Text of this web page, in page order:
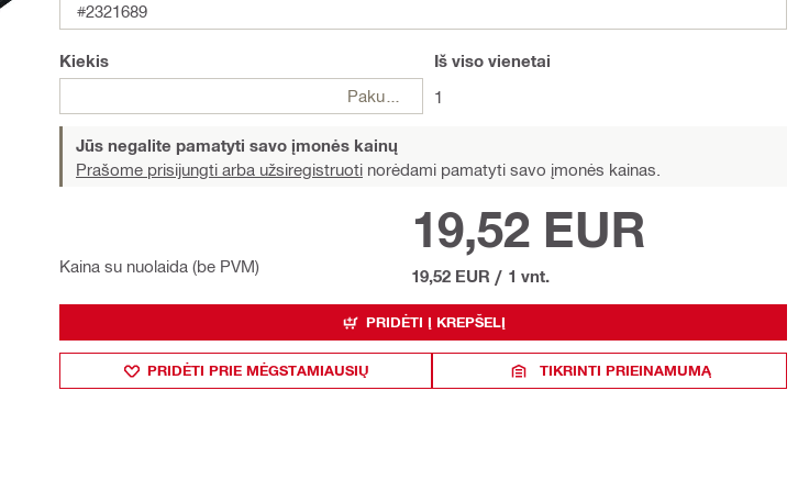
#2321689
Kiekis
Pakuotės
Iš viso vienetai
1
Jūs negalite pamatyti savo įmonės kainų
Prašome prisijungti arba užsiregistruoti norėdami pamatyti savo įmonės kainas.
Kaina su nuolaida (be PVM)
19,52 EUR
19,52 EUR / 1 vnt.
PRIDĖTI Į KREPŠELĮ
PRIDĖTI PRIE MĖGSTAMIAUSIŲ TIKRINTI PRIEINAMUMĄ